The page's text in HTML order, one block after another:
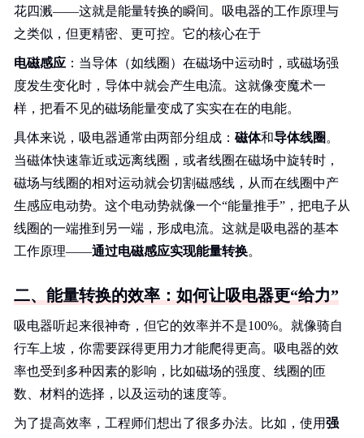
花四溅——这就是能量转换的瞬间。吸电器的工作原理与
之类似，但更精密、更可控。它的核心在于
电磁感应 ：当导体（如线圈）在磁场中运动时，或磁场强
度发生变化时，导体中就会产生电流。这就像变魔术一
样，把看不见的磁场能量变成了实实在在的电能。
具体来说，吸电器通常由两部分组成： 磁体和导体线圈 。
当磁体快速靠近或远离线圈，或者线圈在磁场中旋转时，
磁场与线圈的相对运动就会切割磁感线，从而在线圈中产
生感应电动势。这个电动势就像一个“能量推手”，把电子从
线圈的一端推到另一端，形成电流。这就是吸电器的基本
工作原理——通过电磁感应实现能量转换。
二、能量转换的效率：如何让吸电器更“给力”
吸电器听起来很神奇，但它的效率并不是100%。就像骑自
行车上坡，你需要踩得更用力才能爬得更高。吸电器的效
率也受到多种因素的影响，比如磁场的强度、线圈的匝
数、材料的选择，以及运动的速度等。
为了提高效率，工程师们想出了很多办法。比如，使用强